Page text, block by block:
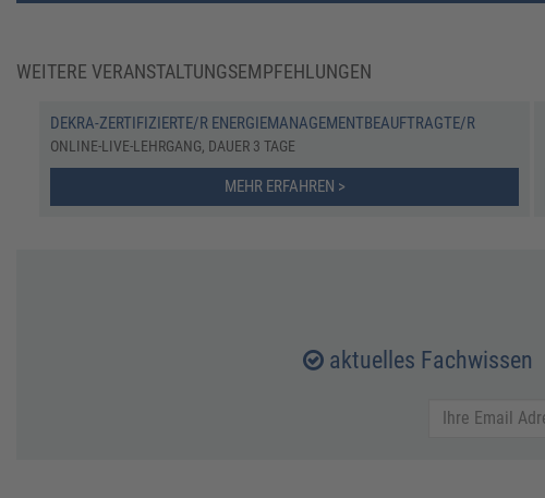
WEITERE VERANSTALTUNGSEMPFEHLUNGEN
DEKRA-ZERTIFIZIERTE/R ENERGIEMANAGEMENTBEAUFTRAGTE/R
ONLINE-LIVE-LEHRGANG, DAUER 3 TAGE
MEHR ERFAHREN >
aktuelles Fachwissen